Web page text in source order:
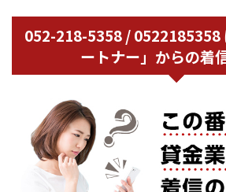
052-218-5358 / 0522185358
ートナー」からの着